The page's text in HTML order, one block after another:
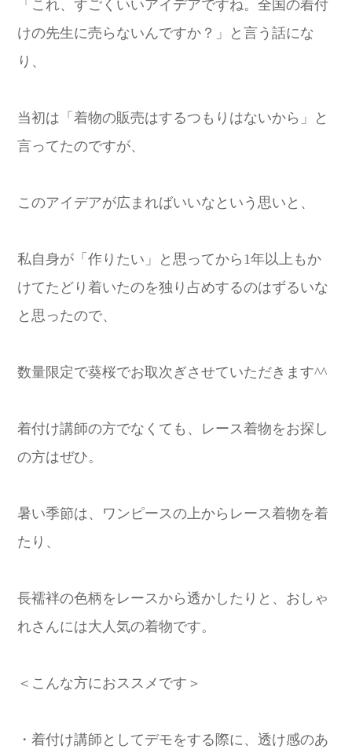
「これ、すごくいいアイデアですね。全国の着付
けの先生に売らないんですか？」と言う話にな
り、
当初は「着物の販売はするつもりはないから」と
言ってたのですが、
このアイデアが広まればいいなという思いと、
私自身が「作りたい」と思ってから1年以上もか
けてたどり着いたのを独り占めするのはずるいな
と思ったので、
数量限定で葵桜でお取次ぎさせていただきます^^
着付け講師の方でなくても、レース着物をお探し
の方はぜひ。
暑い季節は、ワンピースの上からレース着物を着
たり、
長襦袢の色柄をレースから透かしたりと、おしゃ
れさんには大人気の着物です。
＜こんな方におススメです＞
・着付け講師としてデモをする際に、透け感のあ